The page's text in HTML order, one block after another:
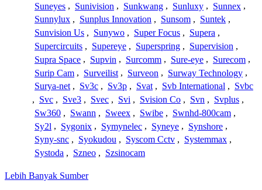
Suneyes , Sunivision , Sunkwang , Sunluxy , Sunnex ,
Sunnylux , Sunplus Innovation , Sunsom , Suntek ,
Sunvision Us , Sunywo , Super Focus , Supera ,
Supercircuits , Supereye , Superspring , Supervision ,
Supra Space , Supvin , Surcomm , Sure-eye , Surecom ,
Surip Cam , Surveilist , Surveon , Surway Technology ,
Surya-net , Sv3c , Sv3p , Svat , Svb International , Svbc
, Svc , Sve3 , Svec , Svi , Svision Co , Svn , Svplus ,
Sw360 , Swann , Sweex , Swibe , Swnhd-800cam ,
Sy2l , Sygonix , Symynelec , Syneye , Synshore ,
Syny-snc , Syokudou , Syscom Cctv , Systemmax ,
Systoda , Szneo , Szsinocam
Lebih Banyak Sumber